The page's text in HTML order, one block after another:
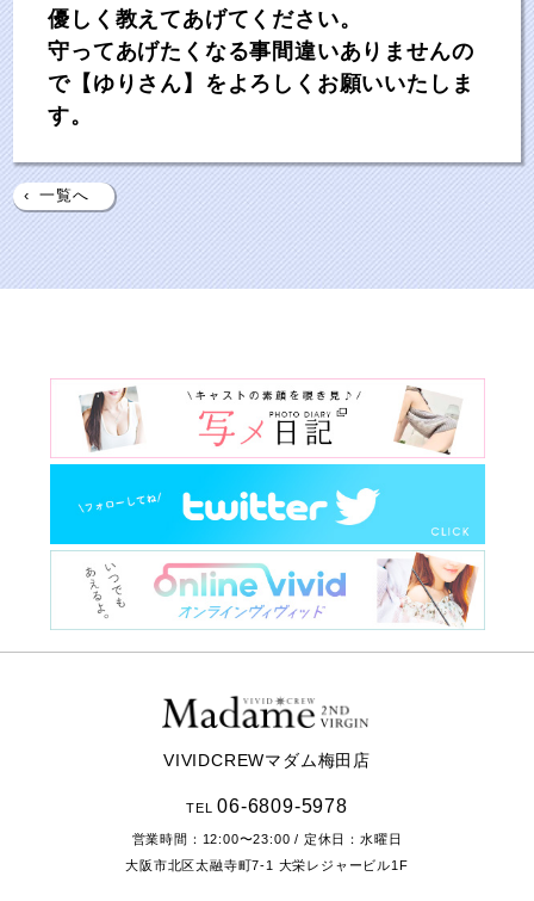
優しく教えてあげてください。
守ってあげたくなる事間違いありませんの
で【ゆりさん】をよろしくお願いいたしま
す。
‹ 一覧へ
VIVIDCREWマダム梅田店
TEL06-6809-5978
営業時間： 12:00〜23:00 / 定休日：水曜日
大阪市北区太融寺町7-1
大栄レジャービル1F